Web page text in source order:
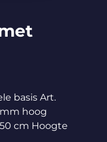
basis Art.
hoog
cm Hoogte